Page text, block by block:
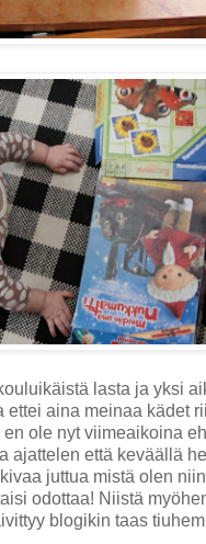
lasta ja yksi
ettei aina meinaa kädet
ole nyt viimeaikoina
ajattelen että keväällä
juttua mistä olen
odottaa! Niistä
blogikin taas